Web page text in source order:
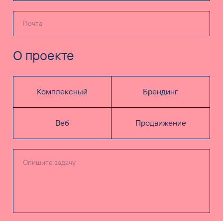
О проекте
Комплексный Брендинг
Веб Продвижение